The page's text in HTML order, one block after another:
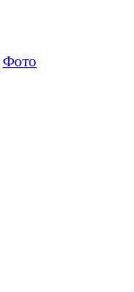
Фото